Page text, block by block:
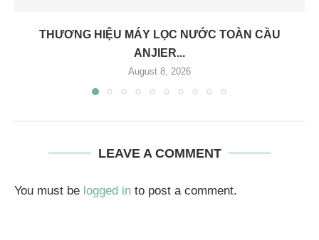
THƯƠNG HIỆU MÁY LỌC NƯỚC TOÀN CẦU
ANJIER...
August 8, 2026
LEAVE A COMMENT
You must be logged in to post a comment.